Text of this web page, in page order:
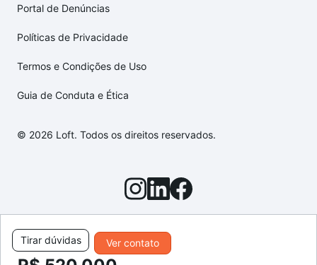
Ver contato
Tirar dúvidas
Portal de Denúncias
Políticas de Privacidade
Termos e Condições de Uso
Guia de Conduta e Ética
© 2026 Loft. Todos os direitos reservados.